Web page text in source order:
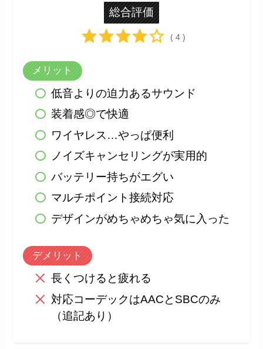
総合評価
( 4 )
メリット
低音よりの迫力あるサウンド
装着感◎で快適
ワイヤレス…やっぱ便利
ノイズキャンセリングが実用的
バッテリー持ちがエグい
マルチポイント接続対応
デザインがめちゃめちゃ気に入った
デメリット
長くつけると疲れる
対応コーデックはAACとSBCのみ
（追記あり）